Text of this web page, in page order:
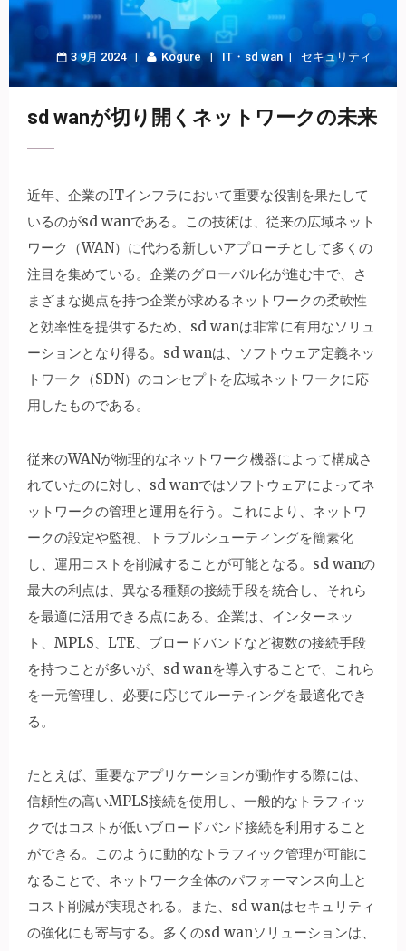
3 9月 2024 Kogure IT ・ sd wan セキュリティ
sd wanが切り開くネットワークの未来
近年、企業のITインフラにおいて重要な役割を果たして
いるのがsd wanである。
この技術は、従来の広域ネット
ワーク（WAN）に代わる新しいアプローチとして多くの
注目を集めている。企業のグローバル化が進む中で、さ
まざまな拠点を持つ企業が求めるネットワークの柔軟性
と効率性を提供するため、sd wanは非常に有用なソリュ
ーションとなり得る。sd wanは、ソフトウェア定義ネッ
トワーク（SDN）のコンセプトを広域ネットワークに応
用したものである。
従来のWANが物理的なネットワーク機器によって構成さ
れていたのに対し、sd wanではソフトウェアによってネ
ットワークの管理と運用を行う。これにより、ネットワ
ークの設定や監視、トラブルシューティングを簡素化
し、運用コストを削減することが可能となる。sd wanの
最大の利点は、異なる種類の接続手段を統合し、それら
を最適に活用できる点にある。企業は、インターネッ
ト、MPLS、LTE、ブロードバンドなど複数の接続手段
を持つことが多いが、sd wanを導入することで、これら
を一元管理し、必要に応じてルーティングを最適化でき
る。
たとえば、重要なアプリケーションが動作する際には、
信頼性の高いMPLS接続を使用し、一般的なトラフィッ
クではコストが低いブロードバンド接続を利用すること
ができる。このように動的なトラフィック管理が可能に
なることで、ネットワーク全体のパフォーマンス向上と
コスト削減が実現される。また、sd wanはセキュリティ
の強化にも寄与する。多くのsd wanソリューションは、